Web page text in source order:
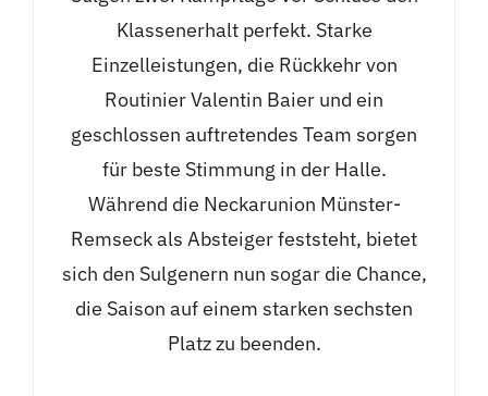
Klassenerhalt perfekt. Starke
Einzelleistungen, die Rückkehr von
Routinier Valentin Baier und ein
geschlossen auftretendes Team sorgen
für beste Stimmung in der Halle.
Während die Neckarunion Münster-
Remseck als Absteiger feststeht, bietet
sich den Sulgenern nun sogar die Chance,
die Saison auf einem starken sechsten
Platz zu beenden.